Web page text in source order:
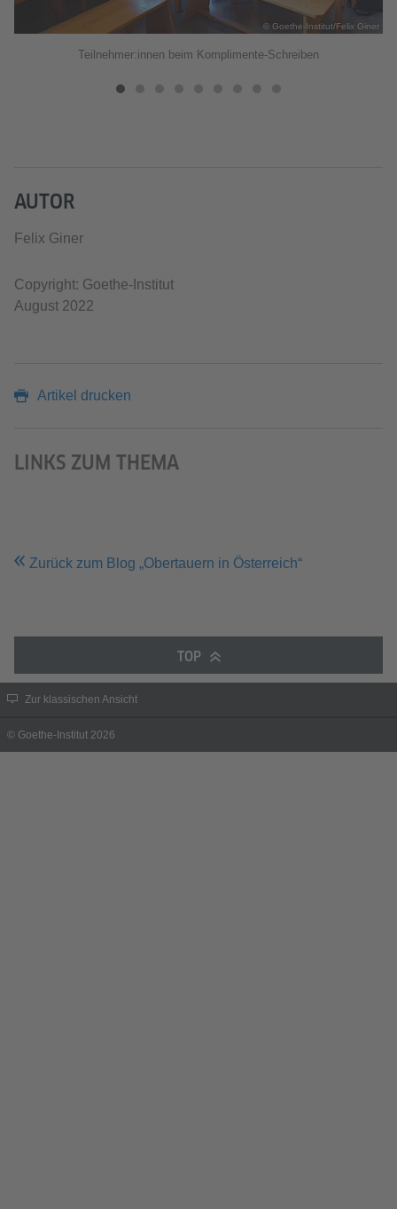
© Goethe-Institut/Felix Giner
Teilnehmer:innen beim Komplimente-Schreiben
AUTOR
Felix Giner
Copyright: Goethe-Institut
August 2022
Artikel drucken
LINKS ZUM THEMA
Zurück zum Blog „Obertauern in Österreich“
TOP
Zur klassischen Ansicht
© Goethe-Institut 2026